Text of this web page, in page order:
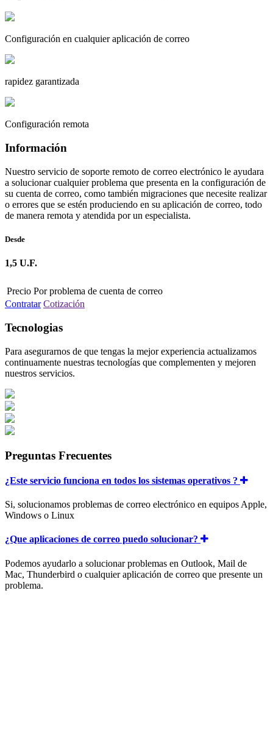
Configuración en cualquier aplicación de correo
rapidez garantizada
Configuración remota
Información
Nuestro servicio de soporte remoto de correo electrónico le ayudara
a solucionar cualquier problema que presenta en la configuración de
su cuenta de correo, como también migraciones que necesite realizar
o errores que se estén produciendo en su aplicación de correo, todo
de manera remota y atendida por un especialista.
Desde
1,5 U.F.
Precio Por problema de cuenta de correo
Contratar Cotización
Tecnologias
Para asegurarnos de que tengas la mejor experiencia actualizamos
continuamente nuestras tecnologías que complementen y mejoren
nuestros servicios.
Preguntas Frecuentes
¿Este servicio funciona en todos los sistemas operativos ?
Si, solucionamos problemas de correo electrónico en equipos Apple,
Windows o Linux
¿Que aplicaciones de correo puedo solucionar?
Podemos ayudarlo a solucionar problemas en Outlook, Mail de
Mac, Thunderbird o cualquier aplicación de correo que presente un
problema.